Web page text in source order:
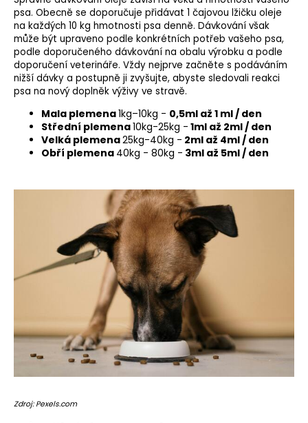
psa. Obecně se doporučuje přidávat 1 čajovou lžičku oleje
na každých 10 kg hmotnosti psa denně. Dávkování však
může být upraveno podle konkrétních potřeb vašeho psa,
podle doporučeného dávkování na obalu výrobku a podle
doporučení veterináře. Vždy nejprve začněte s podáváním
nižší dávky a postupně ji zvyšujte, abyste sledovali reakci
psa na nový doplněk výživy ve stravě.
Mala plemena1kg–10kg - 0,5ml až 1 ml / den
Střední plemena10kg-25kg - 1ml až 2ml / den
Velká plemena25kg-40kg - 2ml až 4ml / den
Obří plemena 40kg - 80kg - 3ml až 5ml / den
Zdroj: Pexels.com